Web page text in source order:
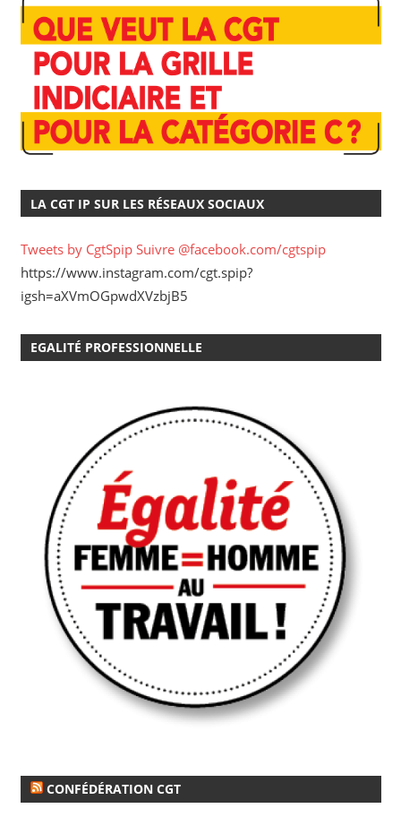
LA CGT IP SUR LES RÉSEAUX SOCIAUX
Tweets by CgtSpip Suivre @facebook.com/cgtspip
https://www.instagram.com/cgt.spip?
igsh=aXVmOGpwdXVzbjB5
EGALITÉ PROFESSIONNELLE
CONFÉDÉRATION CGT